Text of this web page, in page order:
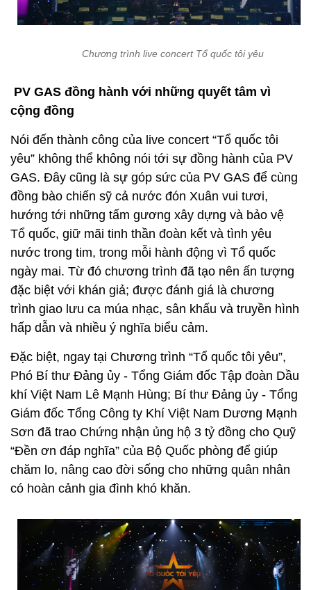
Chương trình live concert Tổ quốc tôi yêu
PV GAS đồng hành với những quyết tâm vì
cộng đồng
Nói đến thành công của live concert “Tổ quốc tôi
yêu” không thể không nói tới sự đồng hành của PV
GAS. Đây cũng là sự góp sức của PV GAS để cùng
đồng bào chiến sỹ cả nước đón Xuân vui tươi,
hướng tới những tấm gương xây dựng và bảo vệ
Tổ quốc, giữ mãi tinh thần đoàn kết và tình yêu
nước trong tim, trong mỗi hành động vì Tổ quốc
ngày mai. Từ đó chương trình đã tạo nên ấn tượng
đặc biệt với khán giả; được đánh giá là chương
trình giao lưu ca múa nhạc, sân khấu và truyền hình
hấp dẫn và nhiều ý nghĩa biểu cảm.
Đặc biệt, ngay tại Chương trình “Tổ quốc tôi yêu”,
Phó Bí thư Đảng ủy - Tổng Giám đốc Tập đoàn Dầu
khí Việt Nam Lê Mạnh Hùng; Bí thư Đảng ủy - Tổng
Giám đốc Tổng Công ty Khí Việt Nam Dương Mạnh
Sơn đã trao Chứng nhận ủng hộ 3 tỷ đồng cho Quỹ
“Đền ơn đáp nghĩa” của Bộ Quốc phòng để giúp
chăm lo, nâng cao đời sống cho những quân nhân
có hoàn cảnh gia đình khó khăn.